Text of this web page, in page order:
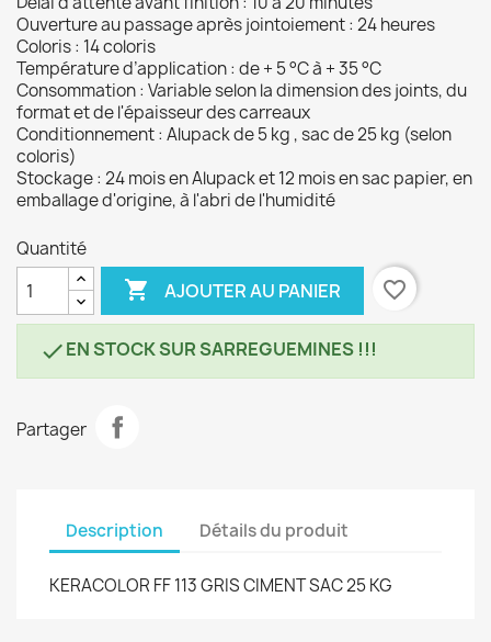
Ouverture au passage après jointoiement : 24 heures
Coloris : 14 coloris
Température d’application : de + 5 °C à + 35 °C
Consommation : Variable selon la dimension des joints, du
format et de l'épaisseur des carreaux
Conditionnement : Alupack de 5 kg , sac de 25 kg (selon
coloris)
Stockage : 24 mois en Alupack et 12 mois en sac papier, en
emballage d'origine, à l'abri de l'humidité
Quantité
 AJOUTER AU PANIER favorite_border
EN STOCK SUR SARREGUEMINES !!!
Partager
Description Détails du produit
KERACOLOR FF 113 GRIS CIMENT SAC 25 KG